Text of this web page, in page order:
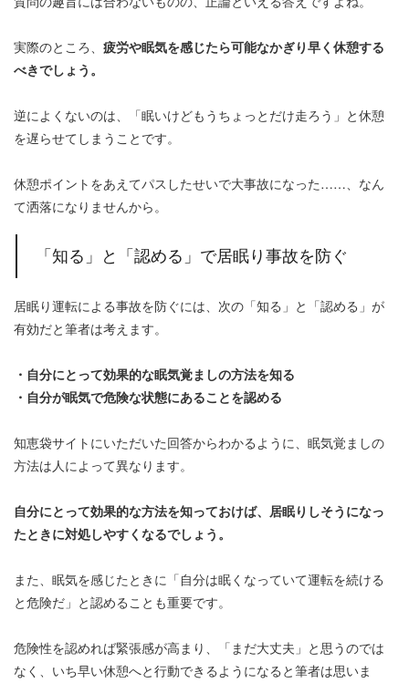
実際のところ、 疲労や眠気を感じたら可能なかぎり早く休憩する
べきでしょう。
逆によくないのは、「眠いけどもうちょっとだけ走ろう」と休憩
を遅らせてしまうことです。
休憩ポイントをあえてパスしたせいで大事故になった……、なん
て洒落になりませんから。
「知る」と「認める」で居眠り事故を防ぐ
居眠り運転による事故を防ぐには、次の「知る」と「認める」が
有効だと筆者は考えます。
・自分にとって効果的な眠気覚ましの方法を知る
・自分が眠気で危険な状態にあることを認める
知恵袋サイトにいただいた回答からわかるように、眠気覚ましの
方法は人によって異なります。
自分にとって効果的な方法を知っておけば、居眠りしそうになっ
たときに対処しやすくなるでしょう。
また、眠気を感じたときに「自分は眠くなっていて運転を続ける
と危険だ」と認めることも重要です。
危険性を認めれば緊張感が高まり、「まだ大丈夫」と思うのでは
なく、いち早い休憩へと行動できるようになると筆者は思いま